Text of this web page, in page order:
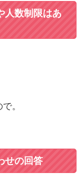
人数制限はあ
。
せの回答